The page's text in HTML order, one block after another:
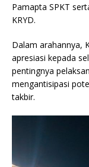
Pamapta SPKT
KRYD.
Dalam arahannya,
apresiasi kepada
pentingnya
mengantisipasi
takbir.